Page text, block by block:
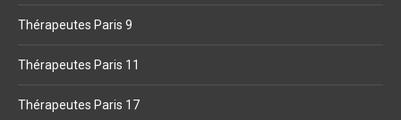
Thérapeutes Paris 9
Thérapeutes Paris 11
Thérapeutes Paris 17